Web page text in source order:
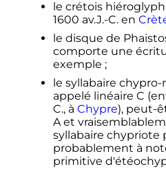
le crétois
1600 av.J.-C. en
le disque de
comporte une
exemple ;
le syllabaire
appelé linéaire C
C., à Chypre), peut-
A et
syllabaire chypriote
probablement à
primitive